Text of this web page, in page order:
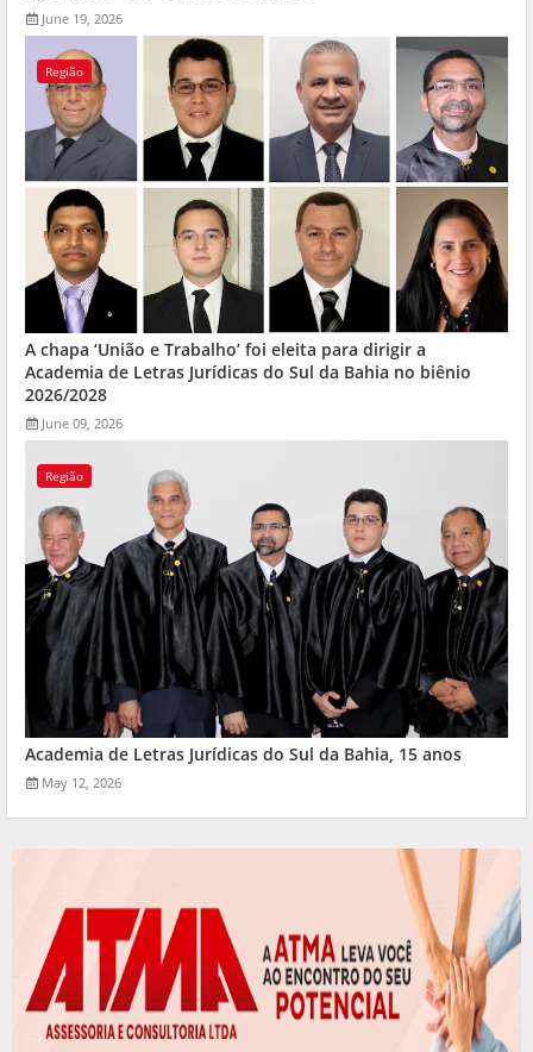
June 19, 2026
Região
A chapa ‘União e Trabalho’ foi eleita para dirigir a
Academia de Letras Jurídicas do Sul da Bahia no biênio
2026/2028
June 09, 2026
Região
Academia de Letras Jurídicas do Sul da Bahia, 15 anos
May 12, 2026